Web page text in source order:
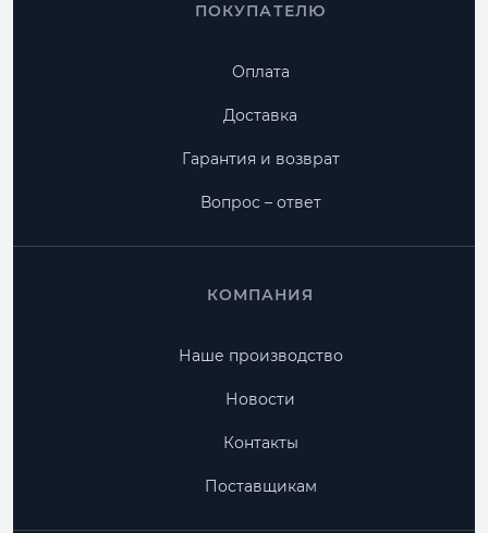
ПОКУПАТЕЛЮ
Оплата
Доставка
Гарантия и возврат
Вопрос – ответ
КОМПАНИЯ
Наше производство
Новости
Контакты
Поставщикам